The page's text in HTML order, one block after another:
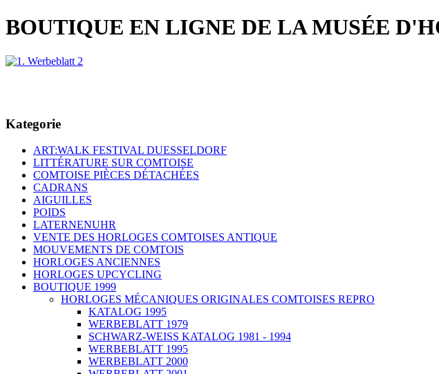
BOUTIQUE EN LIGNE DE LA MUSÉE
Kategorie
ART:WALK FESTIVAL DUESSELDORF
LITTÉRATURE SUR COMTOISE
COMTOISE PIÈCES DÉTACHÉES
CADRANS
AIGUILLES
POIDS
LATERNENUHR
VENTE DES HORLOGES COMTOISES ANTIQUE
MOUVEMENTS DE COMTOIS
HORLOGES ANCIENNES
HORLOGES UPCYCLING
BOUTIQUE 1999
HORLOGES MÉCANIQUES ORIGINALES COMTOISES REPRO
KATALOG 1995
WERBEBLATT 1979
SCHWARZ-WEISS KATALOG 1981 - 1994
WERBEBLATT 1995
WERBEBLATT 2000